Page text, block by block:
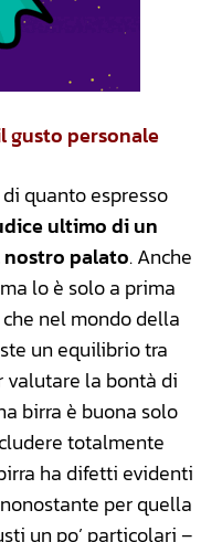
gusto personale
quanto espresso
ultimo di un
nostro palato. Anche
lo è solo a prima
nel mondo della
un equilibrio tra
la bontà di
birra è buona solo
totalmente
ha difetti evidenti
per quella
un po’ particolari –